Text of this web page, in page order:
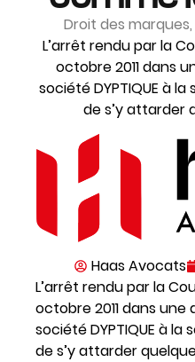
Droit des marques,
L’arrêt rendu par la
octobre 2011 dans
société DYPTIQUE à la
de s’y attarder
Haas Avocats
L’arrêt rendu par la
octobre 2011 dans
société DYPTIQUE à la
de s’y attarder